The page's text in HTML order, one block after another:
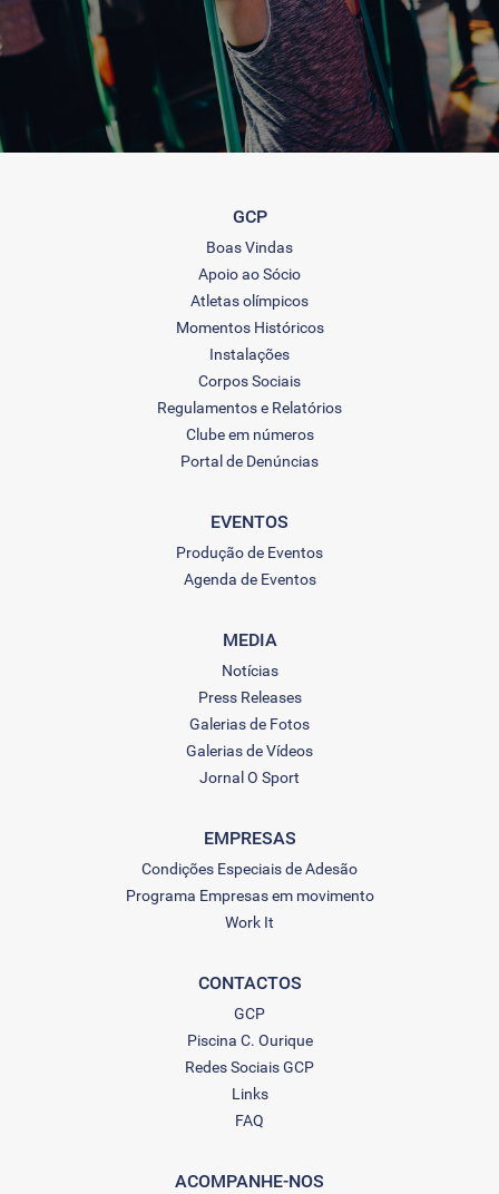
GCP
Boas Vindas
Apoio ao Sócio
Atletas olímpicos
Momentos Históricos
Instalações
Corpos Sociais
Regulamentos e Relatórios
Clube em números
Portal de Denúncias
EVENTOS
Produção de Eventos
Agenda de Eventos
MEDIA
Notícias
Press Releases
Galerias de Fotos
Galerias de Vídeos
Jornal O Sport
EMPRESAS
Condições Especiais de Adesão
Programa Empresas em movimento
Work It
CONTACTOS
GCP
Piscina C. Ourique
Redes Sociais GCP
Links
FAQ
ACOMPANHE-NOS